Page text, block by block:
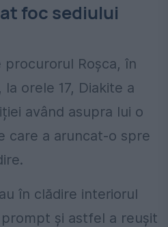
foc sediului
procurorul Roșca, în
orele 17, Diakite a
având asupra lui o
care a aruncat-o spre
în clădire interiorul
și astfel a reușit